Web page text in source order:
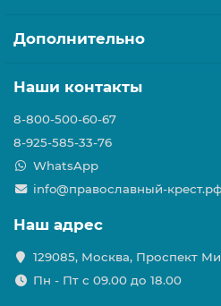
Дополнительно
Наши контакты
8-800-500-60-67
8-925-585-33-76
WhatsApp
info@православный-крест.рф
Наш адрес
129085, Москва, Проспект
Пн - Пт с 09.00 до 18.00